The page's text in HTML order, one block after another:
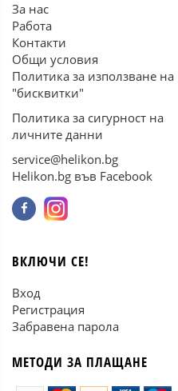
За нас
Работа
Контакти
Общи условия
Политика за използване на
"бисквитки"
Политика за сигурност на
личните данни
service@helikon.bg
Helikon.bg във Facebook
ВКЛЮЧИ СЕ!
Вход
Регистрация
Забравена парола
МЕТОДИ ЗА ПЛАЩАНЕ